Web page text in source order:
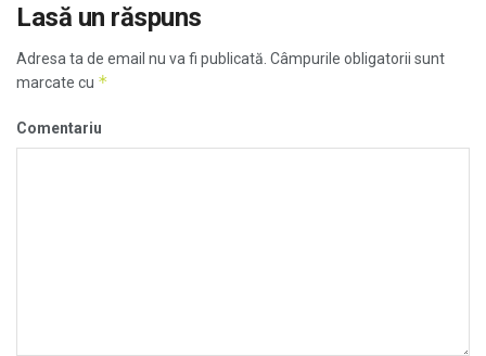
Lasă un răspuns
Adresa ta de email nu va fi publicată. Câmpurile obligatorii sunt
marcate cu *
Comentariu